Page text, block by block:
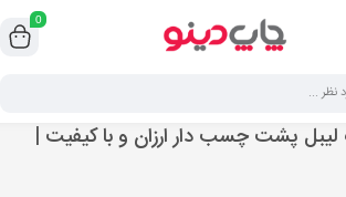
0
پشت چسب دار ارزان و با کیفیت |